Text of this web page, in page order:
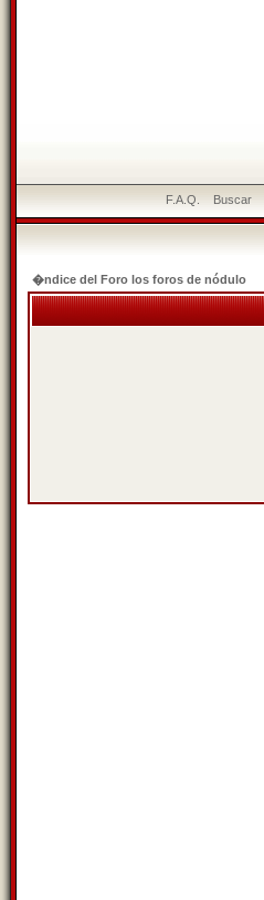
F.A.Q. Buscar
�ndice del Foro los foros de nódulo